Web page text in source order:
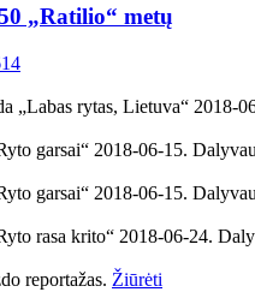
„Ratilio“ metų
„Labas rytas, Lietuva“ 2018-
garsai“ 2018-06-15.
garsai“ 2018-06-15.
rasa krito“ 2018-06-24.
reportažas. Žiūrėti